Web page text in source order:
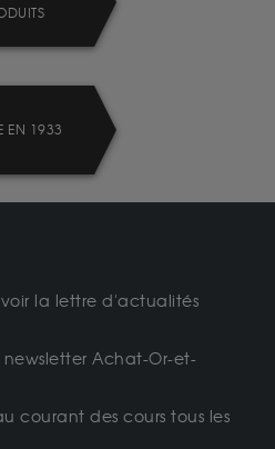
EN 1933
la lettre d'actualités
Achat-Or-et-
courant des cours tous les